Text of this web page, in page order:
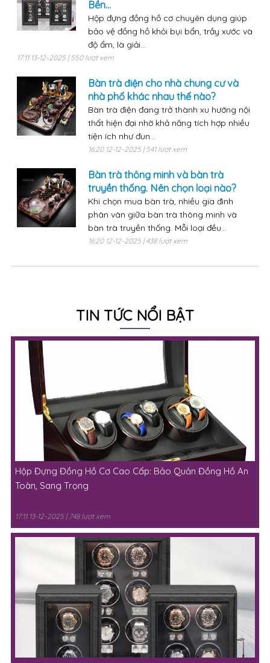
Bền...
Hộp đựng đồng hồ cơ chuyên dụng giúp
bảo vệ đồng hồ khỏi bụi bẩn, trầy xước và
độ ẩm, là giải...
17:11 13-12-2025 | 550 lượt xem
Bàn trà điện cho nhà chung cư và
nhà phố khác nhau thế nào?
Bàn trà điện đang trở thành xu hướng nội
thất hiện đại nhờ khả năng tích hợp nhiều
tiện ích như đun...
16:20 12-12-2025 | 541 lượt xem
Bàn trà thông minh và bàn trà
truyền thống. Nên chọn loại nào?
Khi chọn mua bàn trà, nhiều gia đình
phân vân giữa bàn trà thông minh và
bàn trà truyền thống. Mỗi loại đều...
16:20 12-12-2025 | 438 lượt xem
TIN TỨC NỔI BẬT
Hộp Đựng Đồng Hồ Cơ Cao Cấp: Bảo Quản Đồng Hồ An
Toàn, Sang Trọng
17:11 13-12-2025 | 748 lượt xem